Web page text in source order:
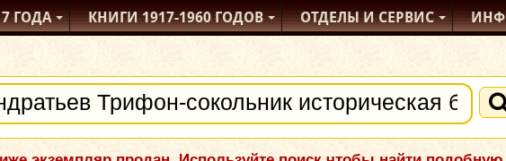
ГОДА КНИГИ1917-1960ГОДОВ ОТДЕЛЫИ СЕРВИС